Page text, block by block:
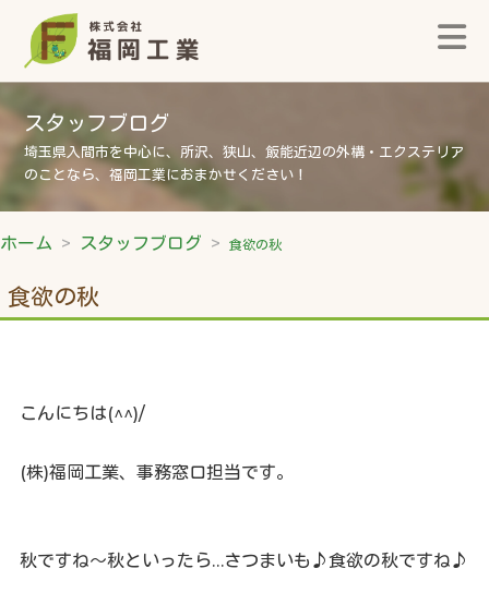
スタッフブログ
埼玉県入間市を中心に、所沢、狭山、飯能近辺の外構・エクステリア
のことなら、福岡工業におまかせください！
ホーム スタッフブログ 食欲の秋
食欲の秋
こんにちは(^^)/
(株)福岡工業、事務窓口担当です。
秋ですね～秋といったら…さつまいも♪食欲の秋ですね♪